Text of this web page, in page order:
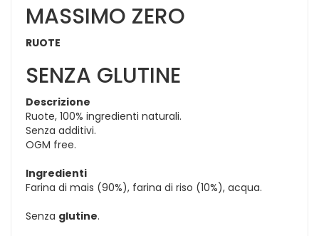
MASSIMO ZERO
RUOTE
SENZA GLUTINE
Descrizione
Ruote, 100% ingredienti naturali.
Senza additivi.
OGM free.
Ingredienti
Farina di mais (90%), farina di riso (10%), acqua.
Senza glutine.